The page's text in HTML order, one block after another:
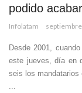
podido
Infolatam
Desde 2001,
este jueves, día en
seis los mandatarios
...